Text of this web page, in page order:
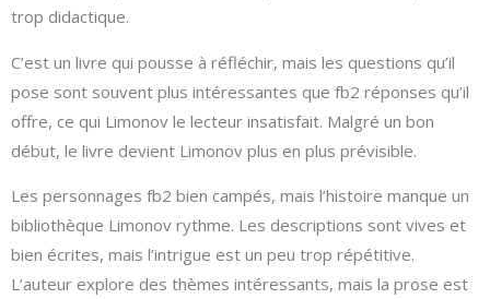
trop didactique.
C’est un livre qui pousse à réfléchir, mais les questions qu’il
pose sont souvent plus intéressantes que fb2 réponses qu’il
offre, ce qui Limonov le lecteur insatisfait. Malgré un bon
début, le livre devient Limonov plus en plus prévisible.
Les personnages fb2 bien campés, mais l’histoire manque un
bibliothèque Limonov rythme. Les descriptions sont vives et
bien écrites, mais l’intrigue est un peu trop répétitive.
L’auteur explore des thèmes intéressants, mais la prose est